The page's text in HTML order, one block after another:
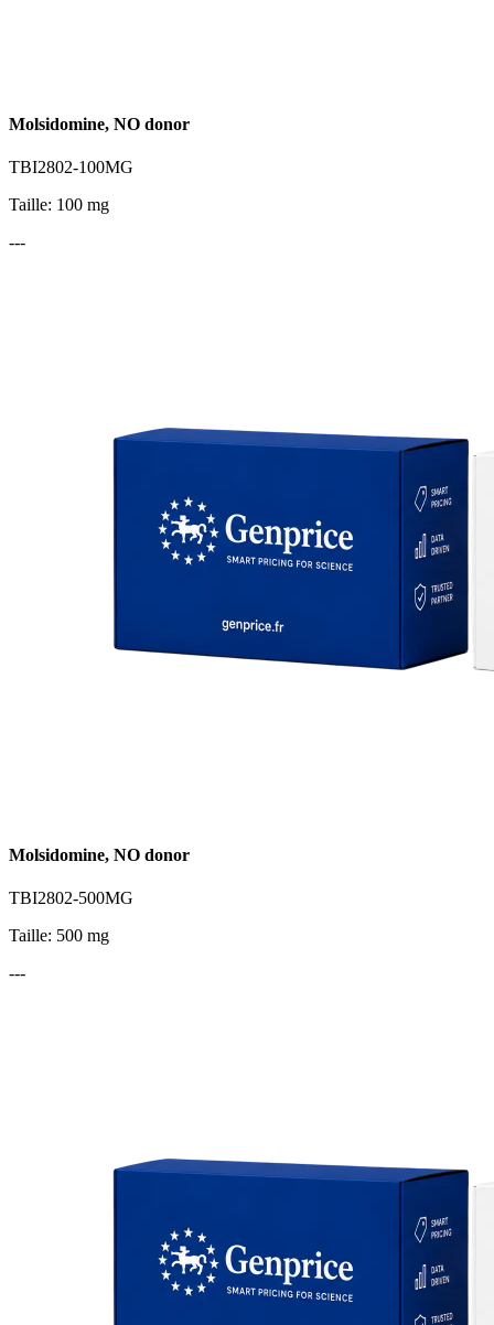
Molsidomine, NO donor
TBI2802-100MG
Taille: 100 mg
---
Molsidomine, NO donor
TBI2802-500MG
Taille: 500 mg
---